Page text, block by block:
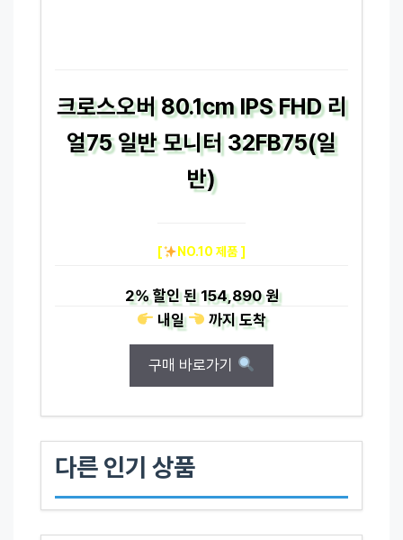
크로스오버 80.1cm IPS FHD 리
얼75 일반 모니터 32FB75(일
반)
[ NO.10 제품 ]
2%할인 된154,890 원
내일
까지도착
구매 바로가기
다른 인기 상품